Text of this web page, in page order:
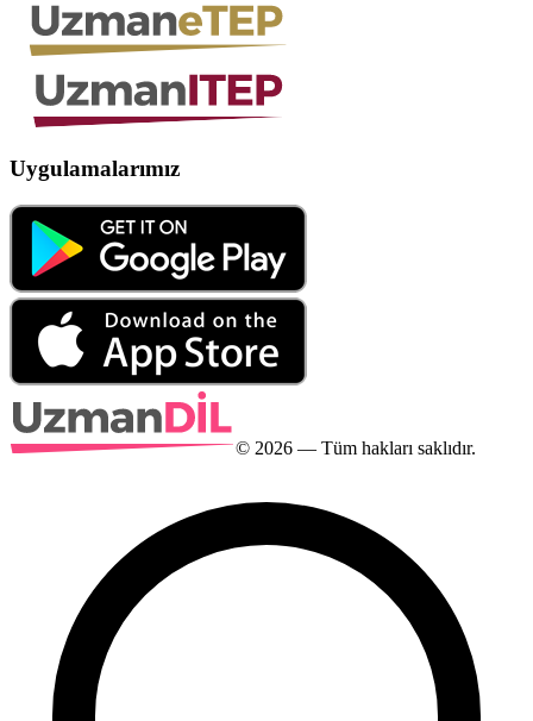
Uygulamalarımız
© 2026 — Tüm hakları saklıdır.